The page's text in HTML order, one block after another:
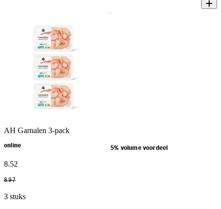
AH Garnalen 3-pack
online 5% volume voordeel
8.52
8.97
3 stuks